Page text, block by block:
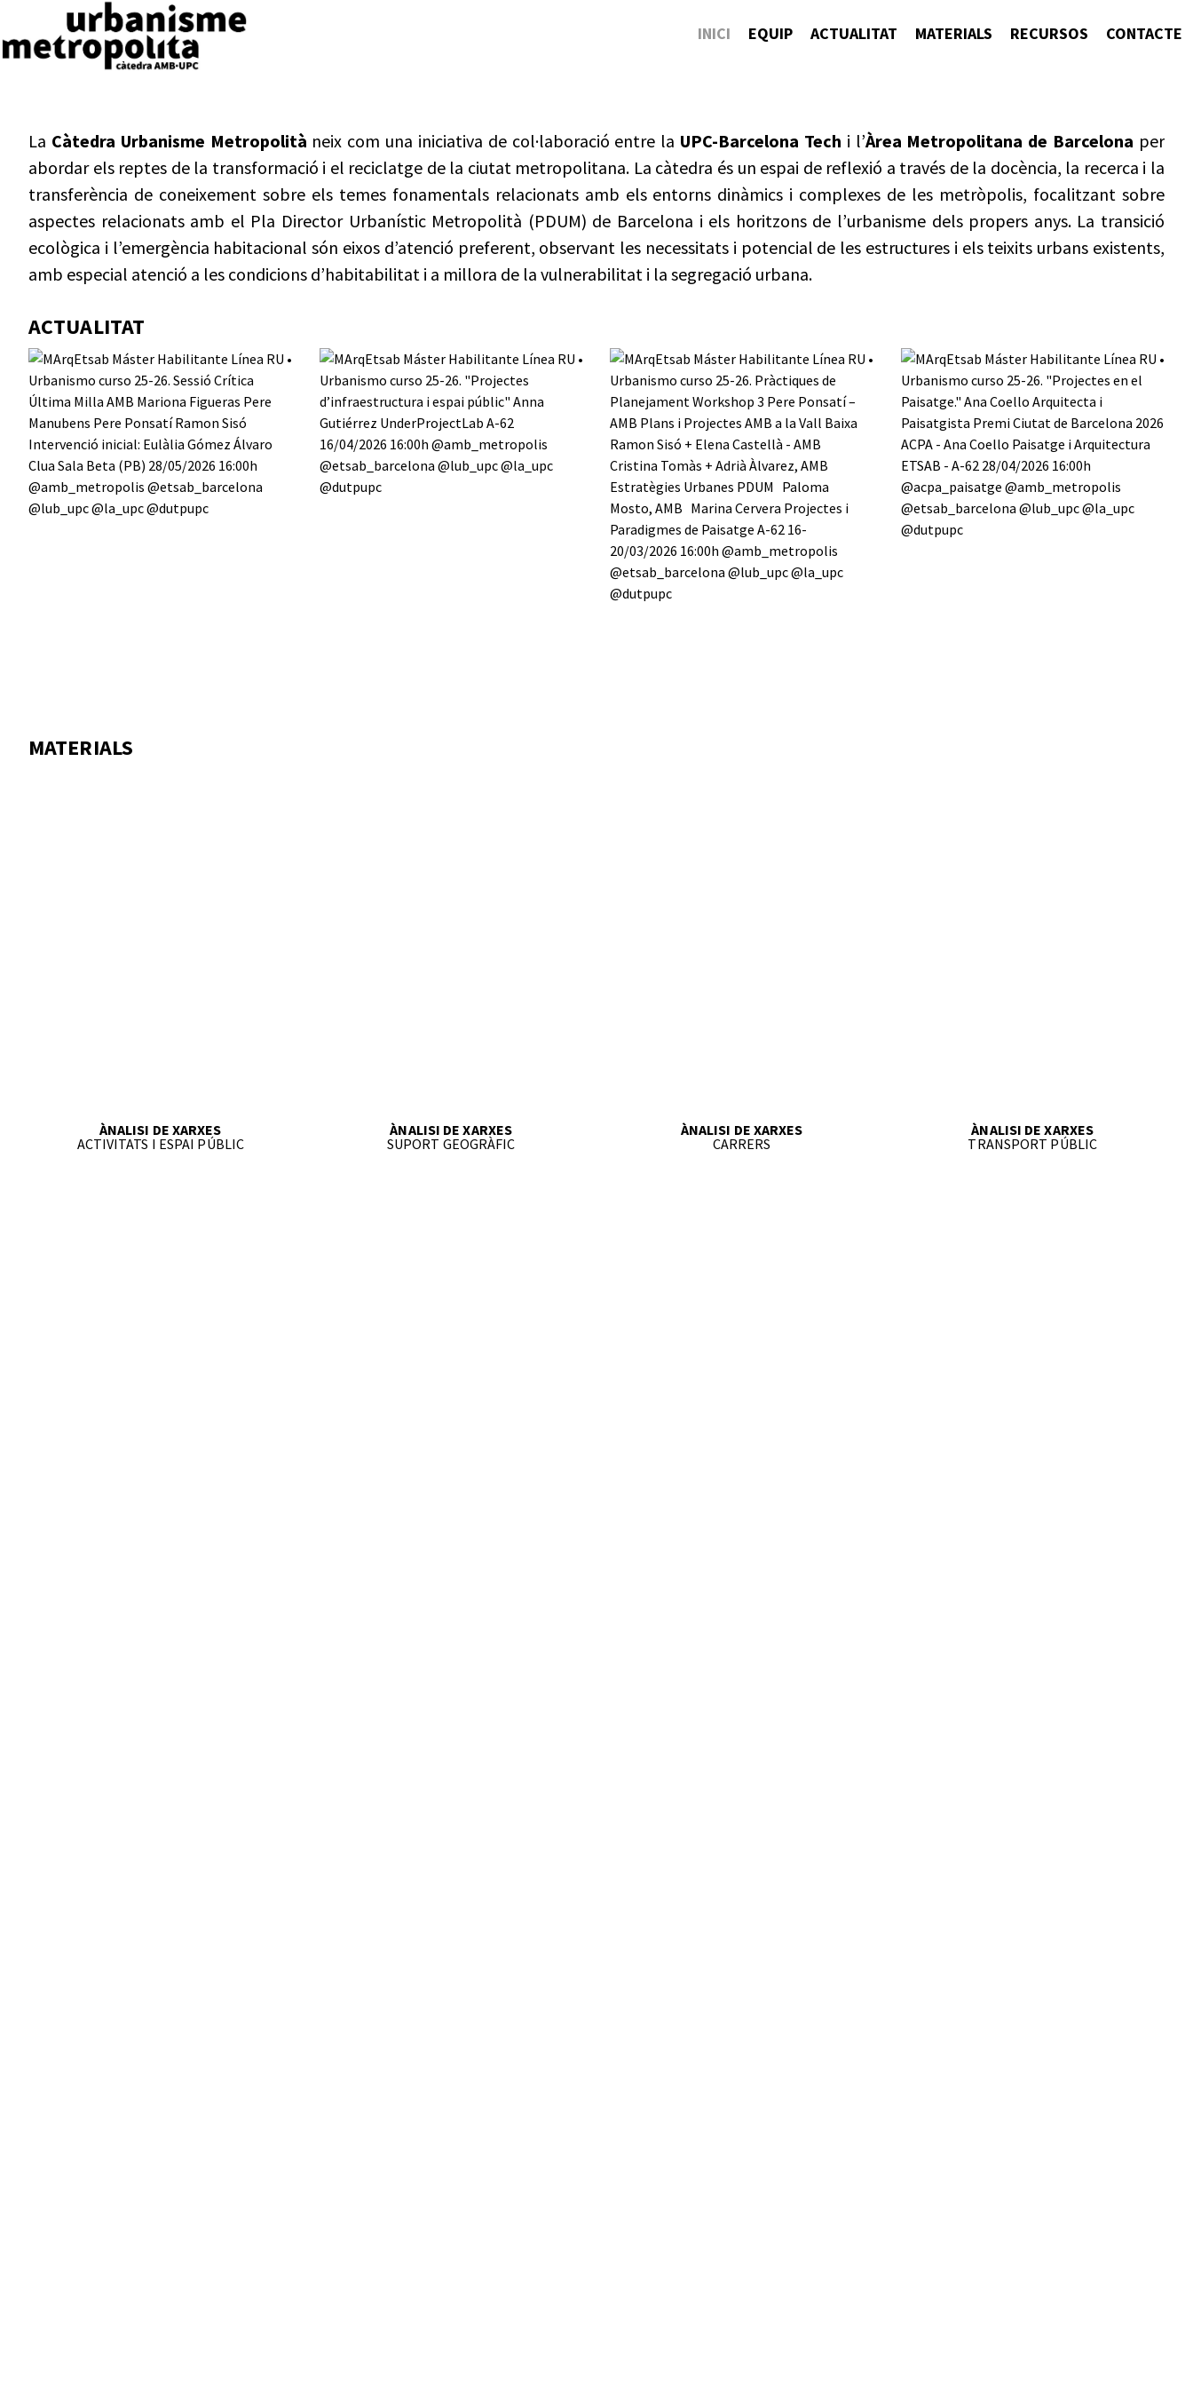
INICI EQUIP ACTUALITAT MATERIALS RECURSOS CONTACTE
La Càtedra Urbanisme Metropolità neix com una iniciativa de col·laboració entre la UPC-Barcelona Tech i l’Àrea Metropolitana de Barcelona per
abordar els reptes de la transformació i el reciclatge de la ciutat metropolitana. La càtedra és un espai de reflexió a través de la docència, la recerca i la
transferència de coneixement sobre els temes fonamentals relacionats amb els entorns dinàmics i complexes de les metròpolis, focalitzant sobre
aspectes relacionats amb el Pla Director Urbanístic Metropolità (PDUM) de Barcelona i els horitzons de l’urbanisme dels propers anys. La transició
ecològica i l’emergència habitacional són eixos d’atenció preferent, observant les necessitats i potencial de les estructures i els teixits urbans existents,
amb especial atenció a les condicions d’habitabilitat i a millora de la vulnerabilitat i la segregació urbana.
ACTUALITAT
MATERIALS
ÀNALISI DE XARXES
ACTIVITATS I ESPAI PÚBLIC
ÀNALISI DE XARXES
SUPORT GEOGRÀFIC
ÀNALISI DE XARXES
CARRERS
ÀNALISI DE XARXES
TRANSPORT PÚBLIC